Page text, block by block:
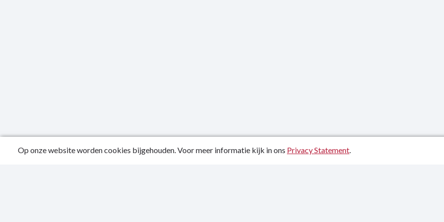
Publicatiedatum: 10-09-2024
Op onze website worden cookies bijgehouden. Voor meer informatie kijk in ons Privacy Statement.